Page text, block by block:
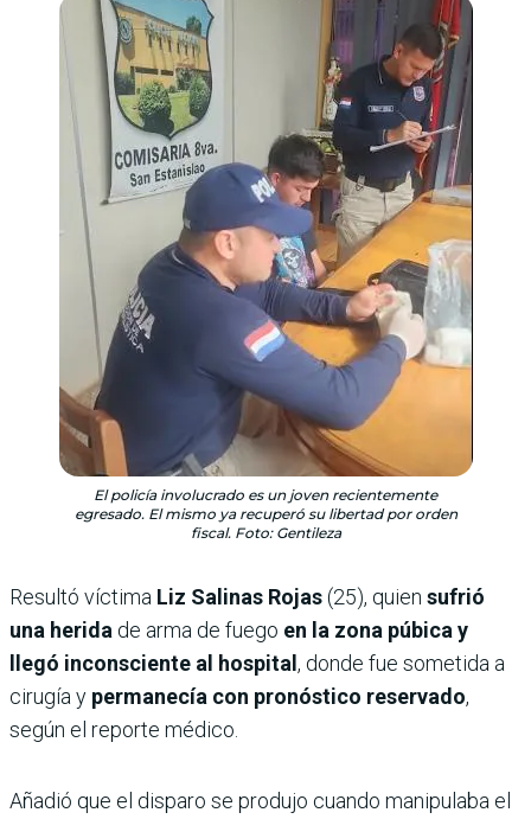
El policía involucrado es un joven recientemente
egresado. El mismo ya recuperó su libertad por orden
fiscal. Foto: Gentileza
Resultó víctima Liz Salinas Rojas(25), quien sufrió
una herida de arma de fuego en la zona púbica y
llegó inconsciente al hospital, donde fue sometida a
cirugía y permanecía con pronóstico reservado,
según el reporte médico.
Añadió que el disparo se produjo cuando manipulaba el